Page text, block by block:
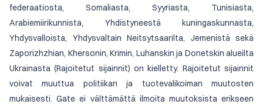
federaatiosta, Somaliasta, Syyriasta, Tunisiasta,
Arabiemiirikunnista, Yhdistyneestä kuningaskunnasta,
Yhdysvalloista, Yhdysvaltain Neitsytsaarilta, Jemenistä sekä
Zaporizhzhian, Khersonin, Krimin, Luhanskin ja Donetskin alueilta
Ukrainasta (Rajoitetut sijainnit) on kielletty. Rajoitetut sijainnit
voivat muuttua politiikan ja tuotevalikoiman muutosten
mukaisesti. Gate ei välttämättä ilmoita muutoksista erikseen